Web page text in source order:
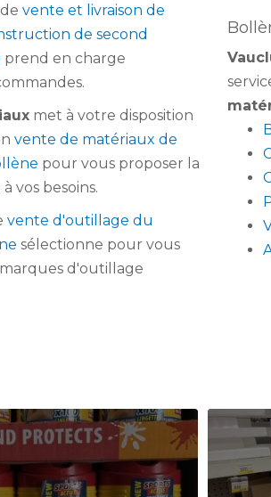
vente et livraison de
de second
prend en charge
met à votre disposition
vente de matériaux de
pour vous proposer la
vos besoins.
vente d'outillage du
sélectionne pour vous
d'outillage